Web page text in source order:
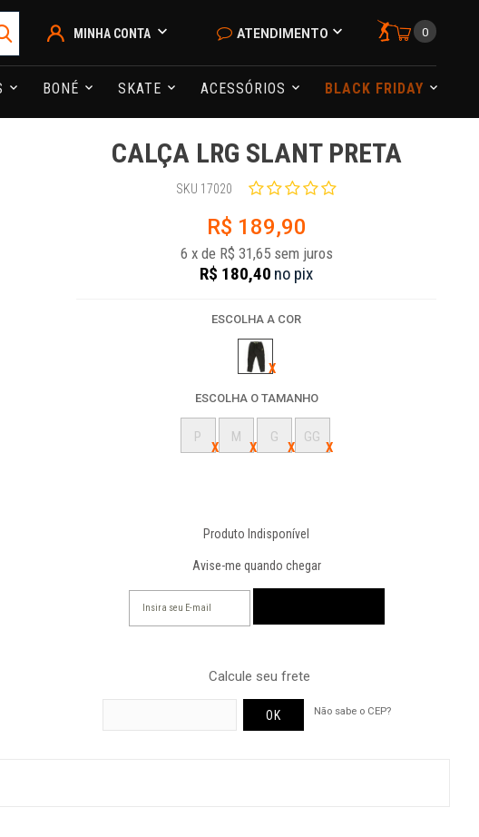
MINHA CONTA ATENDIMENTO 0
BONÉ SKATE ACESSÓRIOS BLACK FRIDAY
CALÇA LRG SLANT PRETA
SKU 17020
R$ 189,90
6 x de R$ 31,65 sem juros
R$ 180,40 no pix
ESCOLHA A COR
ESCOLHA O TAMANHO
P M G GG
Produto Indisponível
Avise-me quando chegar
Calcule seu frete
Não sabe o CEP?